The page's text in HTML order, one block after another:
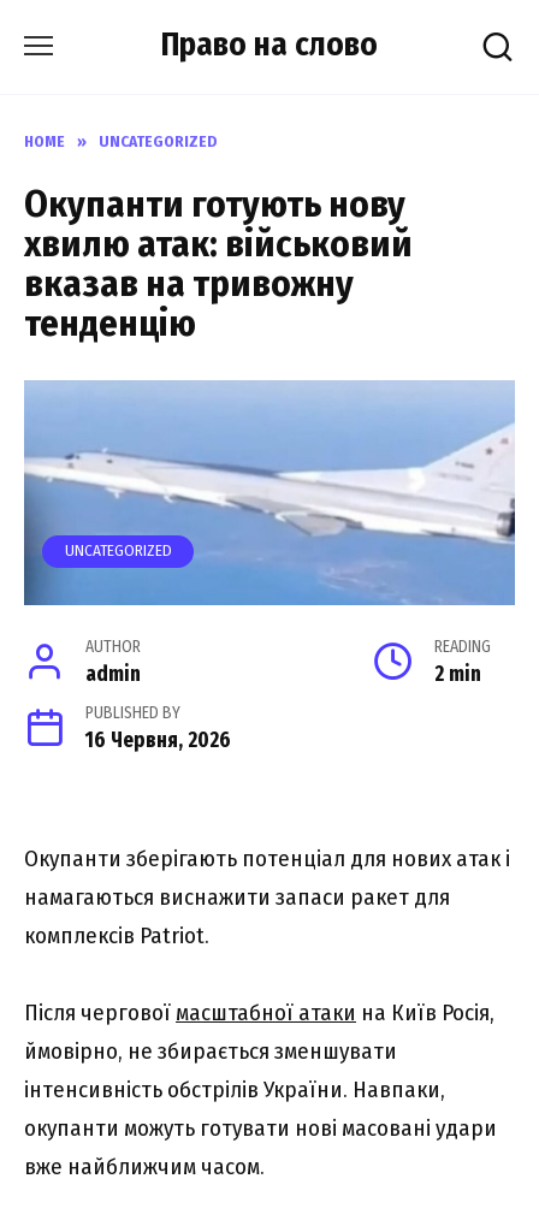
Право на слово
HOME » UNCATEGORIZED
Окупанти готують нову
хвилю атак: військовий
вказав на тривожну
тенденцію
UNCATEGORIZED
AUTHOR
admin
READING
2 min
PUBLISHED BY
16 Червня, 2026
Окупанти зберігають потенціал для нових атак і
намагаються виснажити запаси ракет для
комплексів Patriot.
Після чергової масштабної атаки на Київ Росія,
ймовірно, не збирається зменшувати
інтенсивність обстрілів України. Навпаки,
окупанти можуть готувати нові масовані удари
вже найближчим часом.